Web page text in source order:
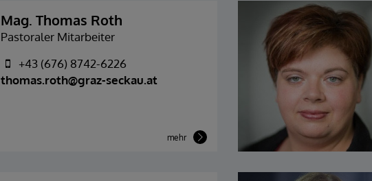
Mag. Thomas Roth
Pastoraler Mitarbeiter
+43 (676) 8742-6226
thomas.roth@graz-seckau.at
mehr